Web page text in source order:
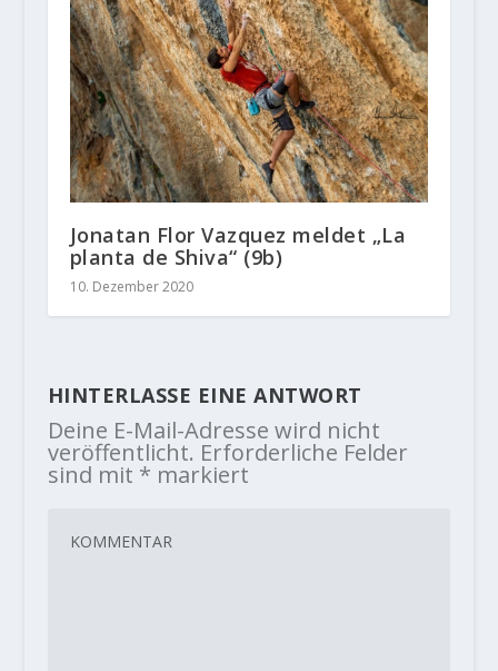
Jonatan Flor Vazquez meldet „La
planta de Shiva“ (9b)
10. Dezember 2020
HINTERLASSE EINE ANTWORT
Deine E-Mail-Adresse wird nicht
veröffentlicht. Erforderliche Felder
sind mit * markiert